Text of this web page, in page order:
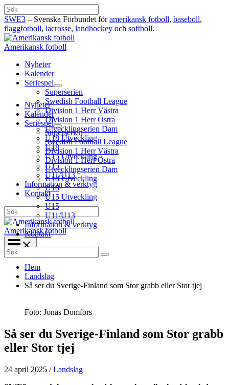
Hoppa
till
innehåll
Sök
SWE3 – Svenska Förbundet föramerikansk fotboll, baseboll,
flaggfotboll, lacrosse, landhockey och softboll.
Amerikansk fotboll
Nyheter
Kalender
Seriespel
Superserien
Swedish Football League
Division 1 Herr Västra
Division 1 Herr Östra
Utvecklingserien Dam
U18 Utveckling
U18
U15 Utveckling
U15
U11/U13
Information & verktyg
Kontakt
Sök
Amerikansk fotboll
Nyheter
Kalender
Seriespel
Superserien
Swedish Football League
Division 1 Herr Västra
Division 1 Herr Östra
Utvecklingserien Dam
U18 Utveckling
U18
U15 Utveckling
U15
U11/U13
Information & verktyg
Kontakt
Search
for:
Hem
Landslag
Så ser du Sverige-Finland som Stor grabb eller Stor tjej
Foto: Jonas Domfors
Så ser du Sverige-Finland som Stor grabb
eller Stor tjej
24 april 2025 /Landslag